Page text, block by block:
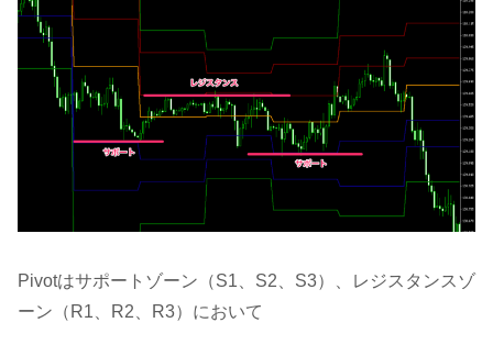
Pivotはサポートゾーン（S1、S2、S3）、レジスタンスゾ
ーン（R1、R2、R3）において